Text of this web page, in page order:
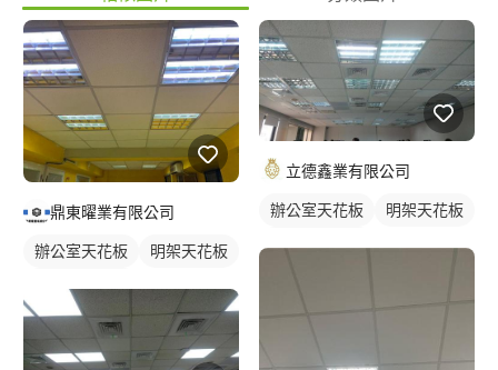
鼎東曜業有限公司
辦公室天花板
明架天花板
立德鑫業有限公司
辦公室天花板
明架天花板